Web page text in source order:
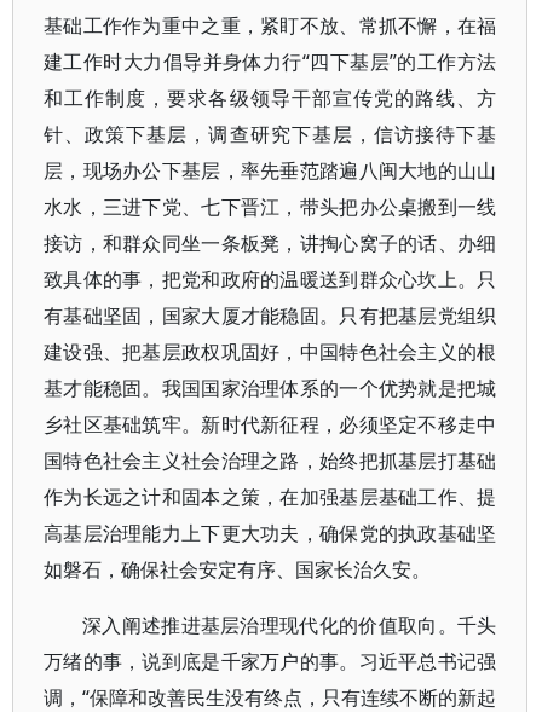
基础工作作为重中之重，紧盯不放、常抓不懈，在福
建工作时大力倡导并身体力行“四下基层”的工作方法
和工作制度，要求各级领导干部宣传党的路线、方
针、政策下基层，调查研究下基层，信访接待下基
层，现场办公下基层，率先垂范踏遍八闽大地的山山
水水，三进下党、七下晋江，带头把办公桌搬到一线
接访，和群众同坐一条板凳，讲掏心窝子的话、办细
致具体的事，把党和政府的温暖送到群众心坎上。只
有基础坚固，国家大厦才能稳固。只有把基层党组织
建设强、把基层政权巩固好，中国特色社会主义的根
基才能稳固。我国国家治理体系的一个优势就是把城
乡社区基础筑牢。新时代新征程，必须坚定不移走中
国特色社会主义社会治理之路，始终把抓基层打基础
作为长远之计和固本之策，在加强基层基础工作、提
高基层治理能力上下更大功夫，确保党的执政基础坚
如磐石，确保社会安定有序、国家长治久安。
深入阐述推进基层治理现代化的价值取向。千头
万绪的事，说到底是千家万户的事。习近平总书记强
调，“保障和改善民生没有终点，只有连续不断的新起